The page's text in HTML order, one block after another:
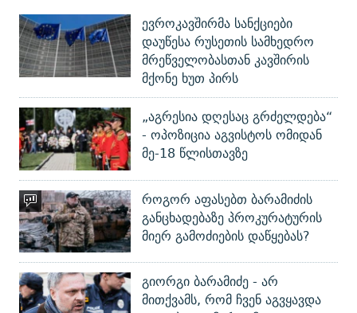
ევროკავშირმა სანქციები
დაუწესა რუსეთის სამხედრო
მრეწველობასთან კავშირის
მქონე ხუთ პირს
„აგრესია დღესაც გრძელდება“
- ოპოზიცია აგვისტოს ომიდან
მე-18 წლისთავზე
როგორ აფასებთ ბარამიძის
განცხადებაზე პროკურატურის
მიერ გამოძიების დაწყებას?
გიორგი ბარამიძე - არ
მითქვამს, რომ ჩვენ აგვყავდა